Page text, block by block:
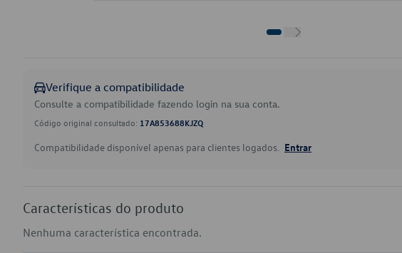
Verifique a compatibilidade
Consulte a compatibilidade fazendo login na sua conta.
Código original consultado: 17A853688KJZQ
Compatibilidade disponível apenas para clientes logados. Entrar
Características do produto
Nenhuma característica encontrada.